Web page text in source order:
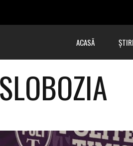
ACASĂ ȘTIRI